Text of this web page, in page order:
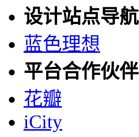
设计站点导航
蓝色理想
平台合作伙伴
花瓣
iCity